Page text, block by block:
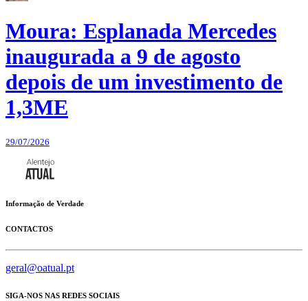
Moura: Esplanada Mercedes
inaugurada a 9 de agosto
depois de um investimento de
1,3ME
29/07/2026
Informação de Verdade
CONTACTOS
geral@oatual.pt
SIGA-NOS NAS REDES SOCIAIS